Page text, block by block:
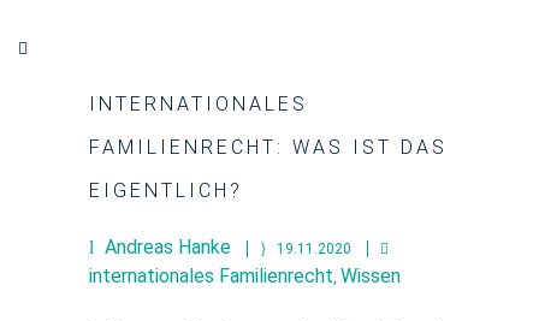
INTERNATIONALES
FAMILIENRECHT: WAS IST DAS
EIGENTLICH?
Andreas Hanke 19.11.2020
internationales Familienrecht, Wissen